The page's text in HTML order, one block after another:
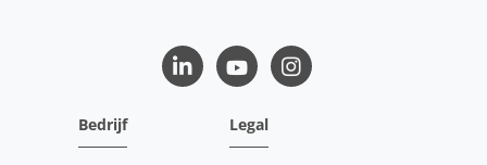
LinkedInYoutubeInstagram
Bedrijf Legal